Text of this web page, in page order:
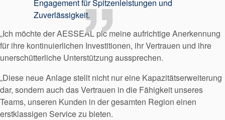
Engagement für Spitzenleistungen und
Zuverlässigkeit.
„Ich möchte der AESSEAL plc meine aufrichtige Anerkennung
für ihre kontinuierlichen Investitionen, ihr Vertrauen und ihre
unerschütterliche Unterstützung aussprechen.
„Diese neue Anlage stellt nicht nur eine Kapazitätserweiterung
dar, sondern auch das Vertrauen in die Fähigkeit unseres
Teams, unseren Kunden in der gesamten Region einen
erstklassigen Service zu bieten.